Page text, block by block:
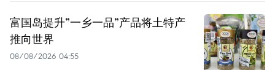
富国岛提升”一乡一品”产品将土特产
推向世界
08/08/2026 04:55